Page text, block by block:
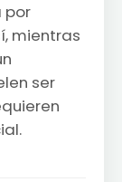
por
mientras
ser